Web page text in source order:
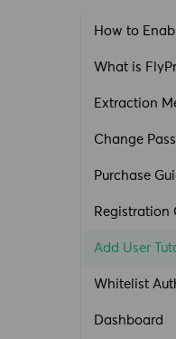
How to
What is
Extraction
Change
Purchase
Registration
Add User
Whitelist
Dashboard